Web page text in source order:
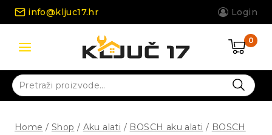
Skip
info@kljuc17.hr Login
0
Pretraži:
Home / Shop / Aku alati / BOSCH aku alati / BOSCH